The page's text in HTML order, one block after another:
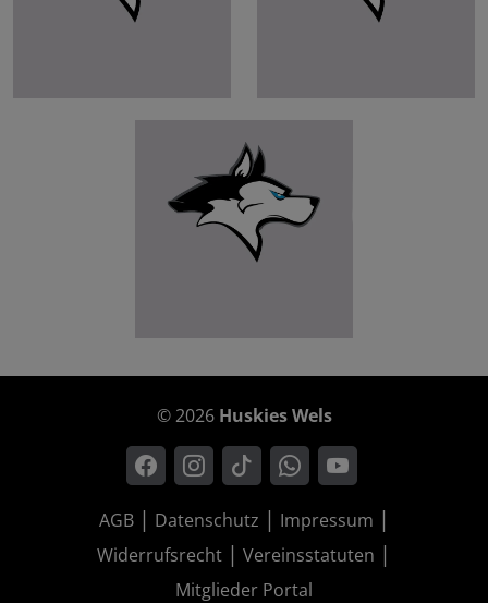
© 2026 Huskies Wels
AGB Datenschutz
Impressum
Widerrufsrecht
Vereinsstatuten
Mitglieder Portal